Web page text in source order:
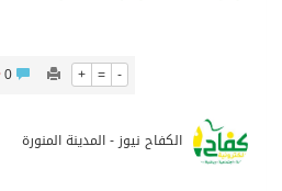
المدرب الكويتي – ماهر يدرب
+ = -
0
الكفاح نيوز - المدينة المنورة